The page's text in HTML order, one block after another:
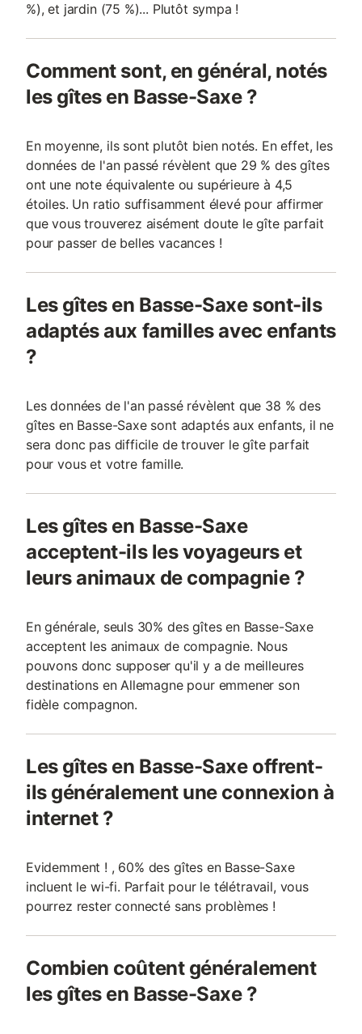
%), et jardin (75 %)... Plutôt sympa !
Comment sont, en général, notés
les gîtes en Basse-Saxe ?
En moyenne, ils sont plutôt bien notés. En effet, les
données de l'an passé révèlent que 29 % des gîtes
ont une note équivalente ou supérieure à 4,5
étoiles. Un ratio suffisamment élevé pour affirmer
que vous trouverez aisément doute le gîte parfait
pour passer de belles vacances !
Les gîtes en Basse-Saxe sont-ils
adaptés aux familles avec enfants
?
Les données de l'an passé révèlent que 38 % des
gîtes en Basse-Saxe sont adaptés aux enfants, il ne
sera donc pas difficile de trouver le gîte parfait
pour vous et votre famille.
Les gîtes en Basse-Saxe
acceptent-ils les voyageurs et
leurs animaux de compagnie ?
En générale, seuls 30% des gîtes en Basse-Saxe
acceptent les animaux de compagnie. Nous
pouvons donc supposer qu'il y a de meilleures
destinations en Allemagne pour emmener son
fidèle compagnon.
Les gîtes en Basse-Saxe offrent-
ils généralement une connexion à
internet ?
Evidemment ! , 60% des gîtes en Basse-Saxe
incluent le wi-fi. Parfait pour le télétravail, vous
pourrez rester connecté sans problèmes !
Combien coûtent généralement
les gîtes en Basse-Saxe ?